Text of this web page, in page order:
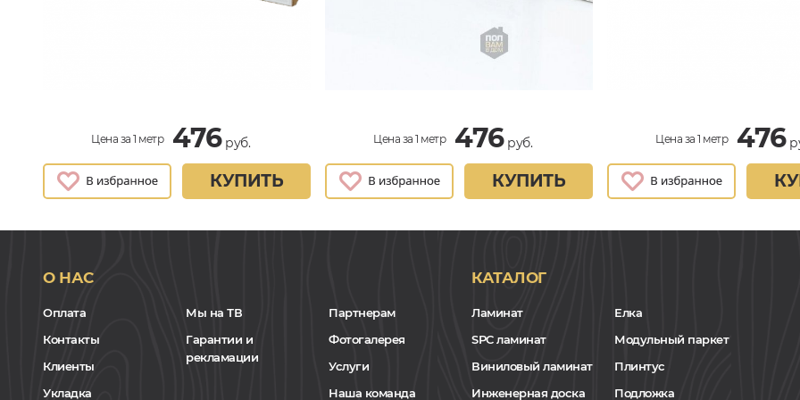
Цена за 1 метр 476руб.
КУПИТЬ
Цена за 1 метр 476руб.
КУПИТЬ
Цена за 1 метр 476
О НАС
Оплата
Контакты
Клиенты
Укладка
Мы на ТВ
Гарантии и
рекламации
Партнерам
Фотогалерея
Услуги
Наша команда
КАТАЛОГ
Ламинат
SPC ламинат
Виниловый ламинат
Инженерная доска
Елка
Модульный паркет
Плинтус
Подложка